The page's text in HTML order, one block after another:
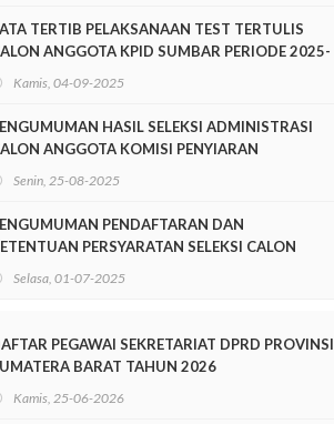
TERTIB PELAKSANAAN TEST TERTULIS
ANGGOTA KPID SUMBAR PERIODE 2025-
Kamis, 04-09-2025
HASIL SELEKSI ADMINISTRASI
ANGGOTA KOMISI PENYIARAN
DAERAH PROVINSI SUMATERA
BARAT PERIODE 2025-2028
Senin, 25-08-2025
PENDAFTARAN DAN
PERSYARATAN SELEKSI CALON
KOMISI PENYIARAN INDONESIA
DAERAH SUMATERA BARAT MASA JABATAN
Selasa, 01-07-2025
PEGAWAI SEKRETARIAT DPRD PROVINSI
BARAT TAHUN 2026
Kamis, 25-06-2026